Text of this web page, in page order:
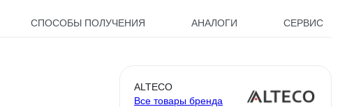
СПОСОБЫ ПОЛУЧЕНИЯ АНАЛОГИ СЕРВИС
ALTECO
Все товары бренда